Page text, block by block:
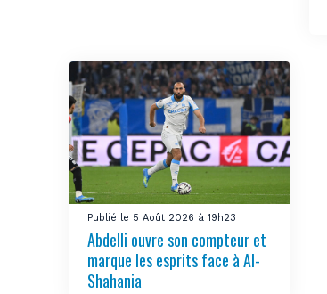
Publié le 5 Août 2026 à 19h23
Abdelli ouvre son compteur et
marque les esprits face à Al-
Shahania